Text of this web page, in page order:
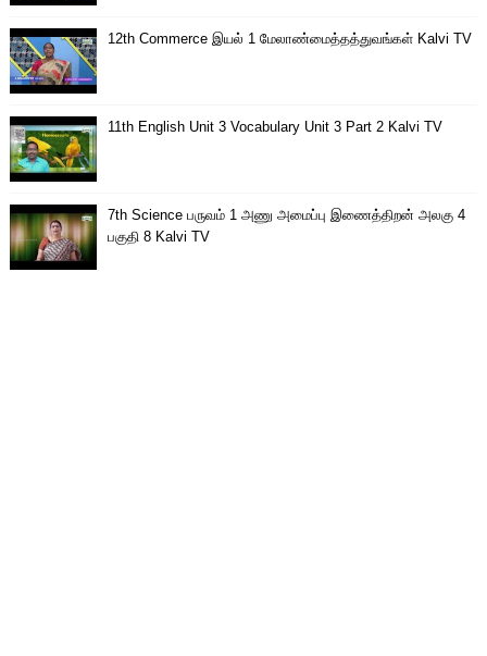
12th Commerce இயல் 1 மேலாண்மைத்தத்துவங்கள் Kalvi TV
11th English Unit 3 Vocabulary Unit 3 Part 2 Kalvi TV
7th Science பருவம் 1 அணு அமைப்பு இணைத்திறன் அலகு 4
பகுதி 8 Kalvi TV